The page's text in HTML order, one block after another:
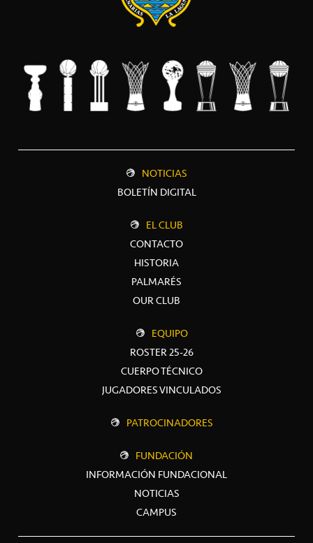
NOTICIAS
BOLETÍN DIGITAL
EL CLUB
CONTACTO
HISTORIA
PALMARÉS
OUR CLUB
EQUIPO
ROSTER 25-26
CUERPO TÉCNICO
JUGADORES VINCULADOS
PATROCINADORES
FUNDACIÓN
INFORMACIÓN FUNDACIONAL
NOTICIAS
CAMPUS